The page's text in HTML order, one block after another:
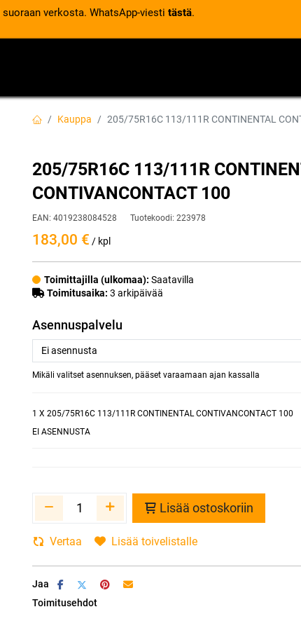
suoraan verkosta. WhatsApp-viesti tästä.
Kauppa 205/75R16C 113/111R CONTINENTAL
205/75R16C 113/111R
CONTIVANCONTACT 100
EAN: 4019238084528 Tuotekoodi: 223978
183,00 € / kpl
Toimittajilla (ulkomaa): Saatavilla
Toimitusaika: 3 arkipäivää
Asennuspalvelu
Mikäli valitset asennuksen, pääset varaamaan ajan kassalla
1 X 205/75R16C 113/111R CONTINENTAL CONTIVANCONTACT 100
EI ASENNUSTA
Lisää ostoskoriin
Vertaa Lisää toivelistalle
Jaa
Toimitusehdot